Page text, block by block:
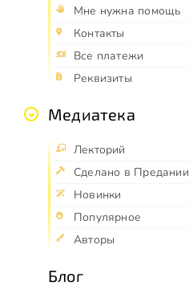
Мне нужна помощь
Контакты
Все платежи
Реквизиты
Медиатека
Лекторий
Сделано в Предании
Новинки
Популярное
Авторы
Блог